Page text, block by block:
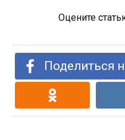
Оцените
Поделиться